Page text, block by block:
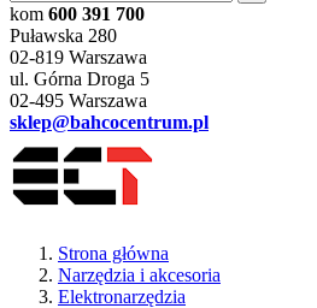
kom 600 391 700
Puławska 280
02-819 Warszawa
ul. Górna Droga 5
02-495 Warszawa
sklep@bahcocentrum.pl
Strona główna
Narzędzia i akcesoria
Elektronarzędzia